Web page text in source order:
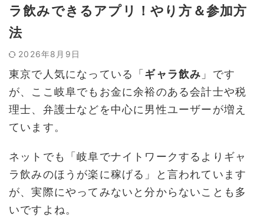
ラ飲みできるアプリ！やり方＆参加方
法
2026年8月9日
東京で人気になっている「 ギャラ飲み 」です
が、ここ岐阜でもお金に余裕のある会計士や税
理士、弁護士などを中心に男性ユーザーが増え
ています。
ネットでも「岐阜でナイトワークするよりギャ
ラ飲みのほうが楽に稼げる」と言われています
が、実際にやってみないと分からないことも多
いですよね。